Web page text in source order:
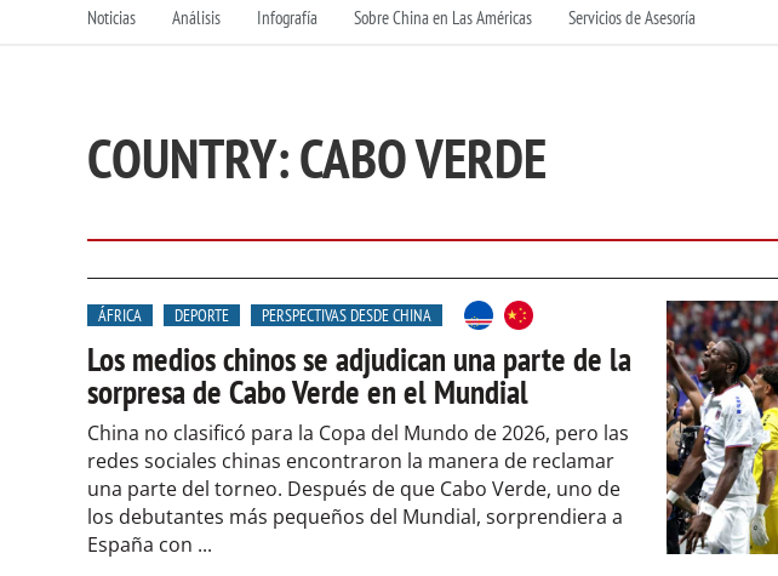
Noticias Análisis Infografía Sobre China en Las Américas Servicios de Asesoría
COUNTRY:CABO VERDE
ÁFRICA DEPORTE PERSPECTIVAS DESDE CHINA
Los medios chinos se adjudican una parte de la
sorpresa de Cabo Verde en el Mundial
China no clasificó para la Copa del Mundo de 2026, pero las
redes sociales chinas encontraron la manera de reclamar
una parte del torneo. Después de que Cabo Verde, uno de
los debutantes más pequeños del Mundial, sorprendiera a
España con ...